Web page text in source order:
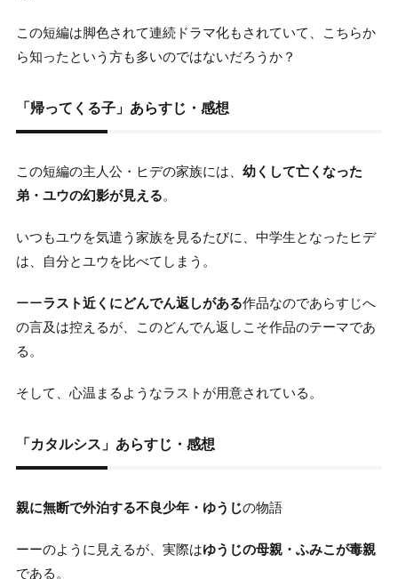
この短編は脚色されて連続ドラマ化もされていて、こちらか
ら知ったという方も多いのではないだろうか？
「帰ってくる子」あらすじ・感想
この短編の主人公・ヒデの家族には、 幼くして亡くなった
弟・ユウの幻影が見える。
いつもユウを気遣う家族を見るたびに、中学生となったヒデ
は、自分とユウを比べてしまう。
ーーラスト近くにどんでん返しがある作品なのであらすじへ
の言及は控えるが、このどんでん返しこそ作品のテーマであ
る。
そして、心温まるようなラストが用意されている。
「カタルシス」あらすじ・感想
親に無断で外泊する不良少年・ゆうじの物語
ーーのように見えるが、実際はゆうじの母親・ふみこが毒親
である。